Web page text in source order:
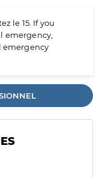
le 15. If you
emergency,
emergency